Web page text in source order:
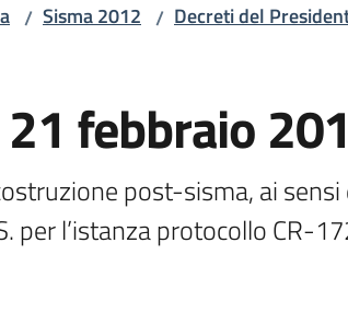
/ Sisma 2012 / Decreti del
febbraio
post-sisma, ai
per l’istanza protocollo